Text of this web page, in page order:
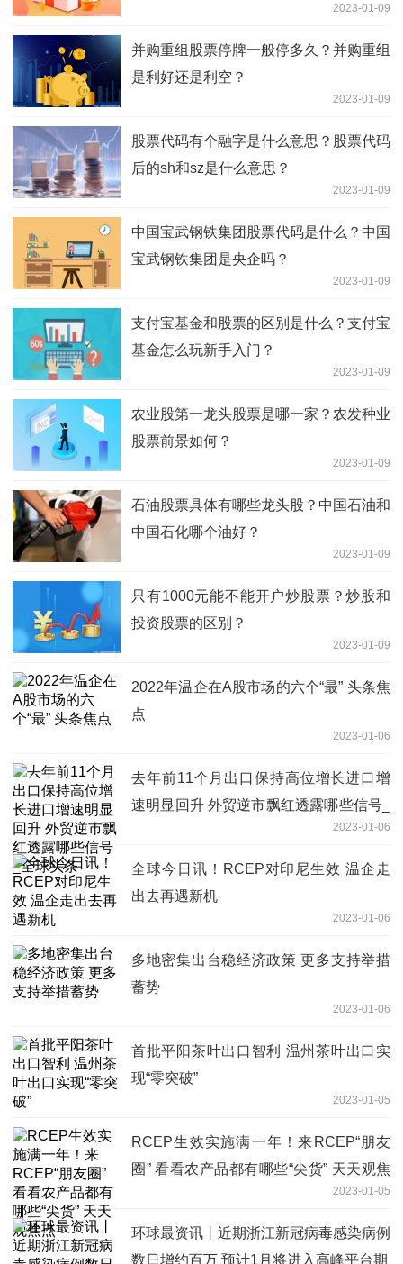
2023-01-09
并购重组股票停牌一般停多久？并购重组
是利好还是利空？
2023-01-09
股票代码有个融字是什么意思？股票代码
后的sh和sz是什么意思？
2023-01-09
中国宝武钢铁集团股票代码是什么？中国
宝武钢铁集团是央企吗？
2023-01-09
支付宝基金和股票的区别是什么？支付宝
基金怎么玩新手入门？
2023-01-09
农业股第一龙头股票是哪一家？农发种业
股票前景如何？
2023-01-09
石油股票具体有哪些龙头股？中国石油和
中国石化哪个油好？
2023-01-09
只有1000元能不能开户炒股票？炒股和
投资股票的区别？
2023-01-09
2022年温企在A股市场的六个“最” 头条焦
点
2023-01-06
去年前11个月出口保持高位增长进口增
速明显回升 外贸逆市飘红透露哪些信号_
2023-01-06
全球今日讯！RCEP对印尼生效 温企走
出去再遇新机
2023-01-06
多地密集出台稳经济政策 更多支持举措
蓄势
2023-01-06
首批平阳茶叶出口智利 温州茶叶出口实
现“零突破”
2023-01-05
RCEP生效实施满一年！来RCEP“朋友
圈” 看看农产品都有哪些“尖货” 天天观焦
2023-01-05
环球最资讯丨近期浙江新冠病毒感染病例
数日增约百万 预计1月将进入高峰平台期